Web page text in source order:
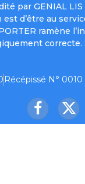
par GENIAL
d’être au
ramène
correcte.
Récépissé N°
Facebook
X